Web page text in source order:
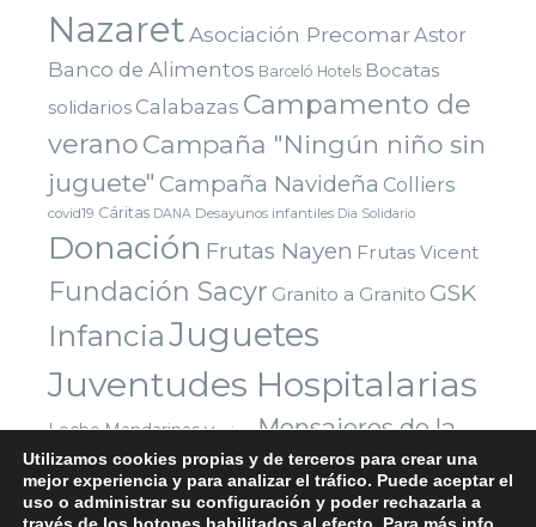
NazaretAsociación PrecomarAstor
Banco de Alimentos Barceló Hotels Bocatas
solidarios Calabazas Campamento de
verano Campaña "Ningún niño sin
juguete" Campaña Navideña Colliers
covid19 Cáritas DANA Desayunos infantiles Dia Solidario
Donación Frutas Nayen Frutas Vicent
Fundación Sacyr Granito a Granito GSK
InfanciaJuguetes
Juventudes Hospitalarias
LecheMandarinas Manises Mensajeros de la
Paz
Montealto Navidad Nazaret Paradigma Digital
Parla Premio Red Solidaria Bankia Reyes Magos
Utilizamos cookies propias y de terceros para crear una
mejor experiencia y para analizar el tráfico. Puede aceptar el
uso o administrar su configuración y poder rechazarla a